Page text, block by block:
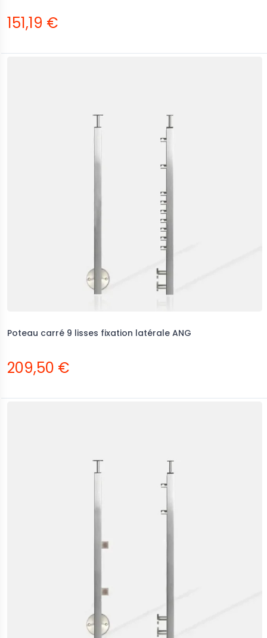
151,19 €
Poteau carré 9 lisses fixation latérale ANG
209,50 €